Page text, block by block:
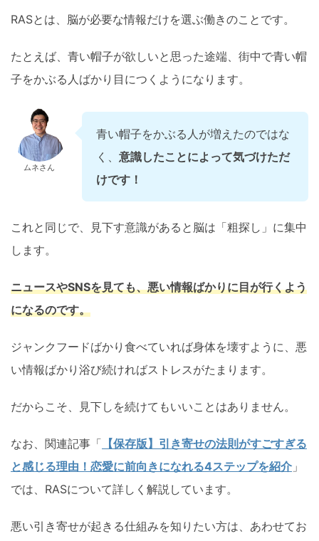
RASとは、脳が必要な情報だけを選ぶ働きのことです。
たとえば、青い帽子が欲しいと思った途端、街中で青い帽
子をかぶる人ばかり目につくようになります。
ムネさん
青い帽子をかぶる人が増えたのではな
く、 意識したことによって気づけただ
けです！
これと同じで、見下す意識があると脳は「粗探し」に集中
します。
ニュースやSNSを見ても、悪い情報ばかりに目が行くよう
になるのです。
ジャンクフードばかり食べていれば身体を壊すように、悪
い情報ばかり浴び続ければストレスがたまります。
だからこそ、見下しを続けてもいいことはありません。
なお、関連記事「 【保存版】引き寄せの法則がすごすぎる
と感じる理由！恋愛に前向きになれる4ステップを紹介 」
では、RASについて詳しく解説しています。
悪い引き寄せが起きる仕組みを知りたい方は、あわせてお